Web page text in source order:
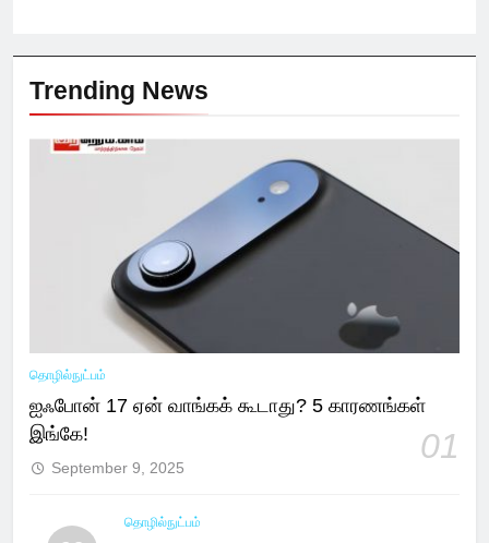
Trending News
தொழில்நுட்பம்
ஐஃபோன் 17 ஏன் வாங்கக் கூடாது? 5 காரணங்கள்
இங்கே!
01
September 9, 2025
தொழில்நுட்பம்